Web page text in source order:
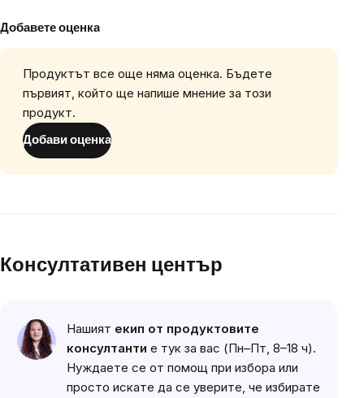
Добавете оценка
Продуктът все още няма оценка. Бъдете
първият, който ще напише мнение за този
продукт.
Добави оценка
Консултативен център
Нашият екип от продуктовите
консултанти е тук за вас (Пн–Пт, 8–18 ч).
Нуждаете се от помощ при избора или
просто искате да се уверите, че избирате